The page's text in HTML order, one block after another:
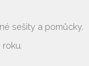
sešity a pomůcky.